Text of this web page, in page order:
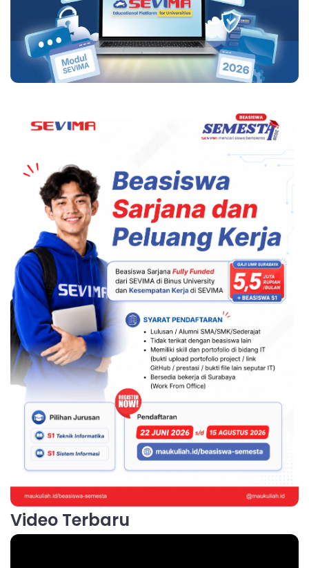
Video Terbaru